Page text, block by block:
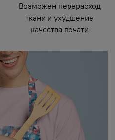
Возможен перерасход
ткани и ухудшение
качества печати